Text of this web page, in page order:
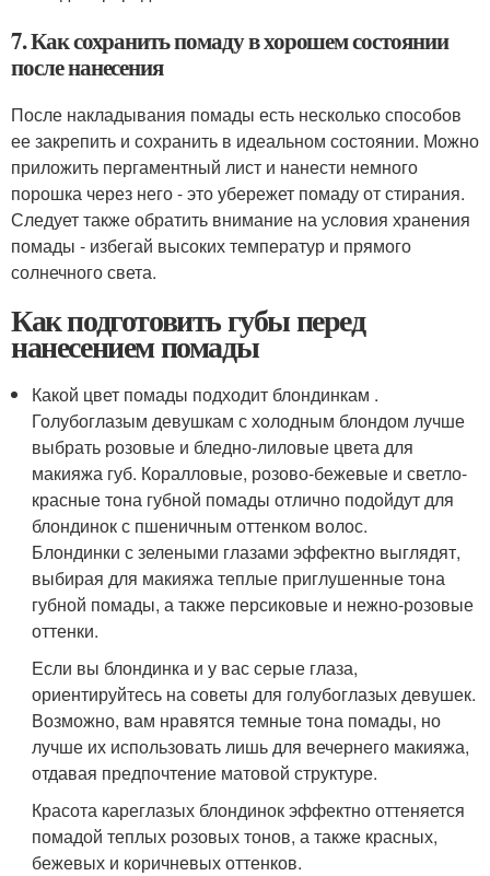
7. Как сохранить помаду в хорошем состоянии
после нанесения
После накладывания помады есть несколько способов
ее закрепить и сохранить в идеальном состоянии. Можно
приложить пергаментный лист и нанести немного
порошка через него - это убережет помаду от стирания.
Следует также обратить внимание на условия хранения
помады - избегай высоких температур и прямого
солнечного света.
Как подготовить губы перед
нанесением помады
Какой цвет помады подходит блондинкам .
Голубоглазым девушкам с холодным блондом лучше
выбрать розовые и бледно-лиловые цвета для
макияжа губ. Коралловые, розово-бежевые и светло-
красные тона губной помады отлично подойдут для
блондинок с пшеничным оттенком волос.
Блондинки с зелеными глазами эффектно выглядят,
выбирая для макияжа теплые приглушенные тона
губной помады, а также персиковые и нежно-розовые
оттенки.
Если вы блондинка и у вас серые глаза,
ориентируйтесь на советы для голубоглазых девушек.
Возможно, вам нравятся темные тона помады, но
лучше их использовать лишь для вечернего макияжа,
отдавая предпочтение матовой структуре.
Красота кареглазых блондинок эффектно оттеняется
помадой теплых розовых тонов, а также красных,
бежевых и коричневых оттенков.